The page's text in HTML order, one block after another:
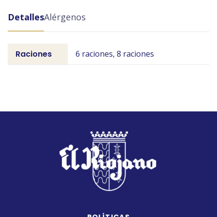
DetallesAlérgenos
Raciones 6 raciones, 8 raciones